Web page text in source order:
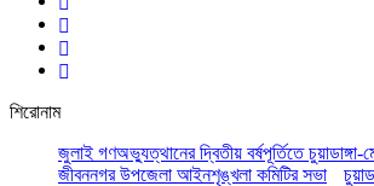
শিরোনাম
জুলাই গণঅভ্যুত্থানের দ্বিতীয় বর্ষপূর্তিতে চুয়াডাঙ্গা-
জীবননগর উপজেলা আইনশৃঙ্খলা কমিটির সভা